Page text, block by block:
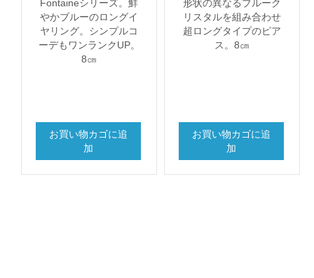
Fontaineシリーズ。鮮
やかブルーのロングイ
ヤリング。シンプルコ
ーデもワンランクUP。
8㎝
お買い物カゴに追
加
形状の異なるブルーク
リスタルを組み合わせ
超ロングタイプのピア
ス。8㎝
お買い物カゴに追
加